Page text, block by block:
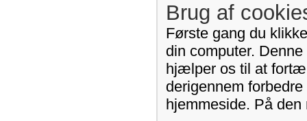
Brug af
Første gang du
din computer.
hjælper os til at
derigennem
hjemmeside. På